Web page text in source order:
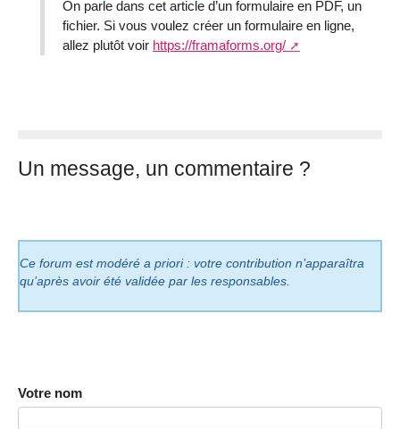
On parle dans cet article d’un formulaire en PDF, un
fichier. Si vous voulez créer un formulaire en ligne,
allez plutôt voir https://framaforms.org/
Un message, un commentaire ?
Ce forum est modéré a priori : votre contribution n’apparaîtra
qu’après avoir été validée par les responsables.
Votre nom